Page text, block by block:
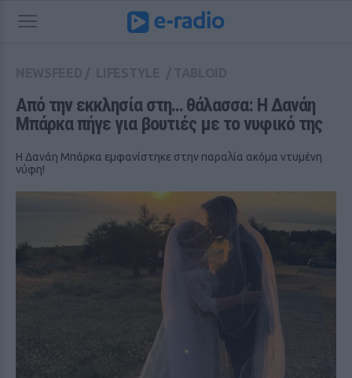
Από την εκκλησία στη… θάλασσα: Η Δανάη
Μπάρκα πήγε για βουτιές με το νυφικό της
Η Δανάη Μπάρκα εμφανίστηκε στην παραλία ακόμα ντυμένη
νύφη!